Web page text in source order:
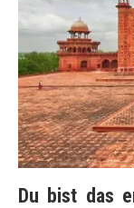
Du bist das